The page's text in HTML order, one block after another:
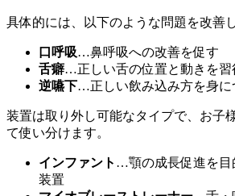
具体的には、以下のような問題を改善
口呼吸…鼻呼吸への改善を促す
舌癖…正しい舌の位置と動きを習
逆嚥下…正しい飲み込み方を身に
装置は取り外し可能なタイプで、お子
て使い分けます。
インファント …顎の成長促進を目
装置